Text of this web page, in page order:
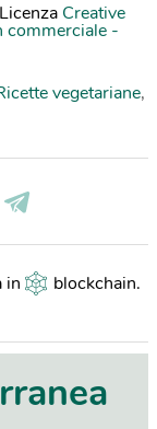
Creative
commerciale -
vegetariane,
in blockchain.